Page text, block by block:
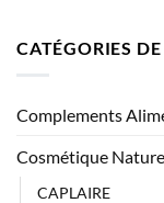
CATÉGORIES
Complements
Cosmétique
CAPLAIRE